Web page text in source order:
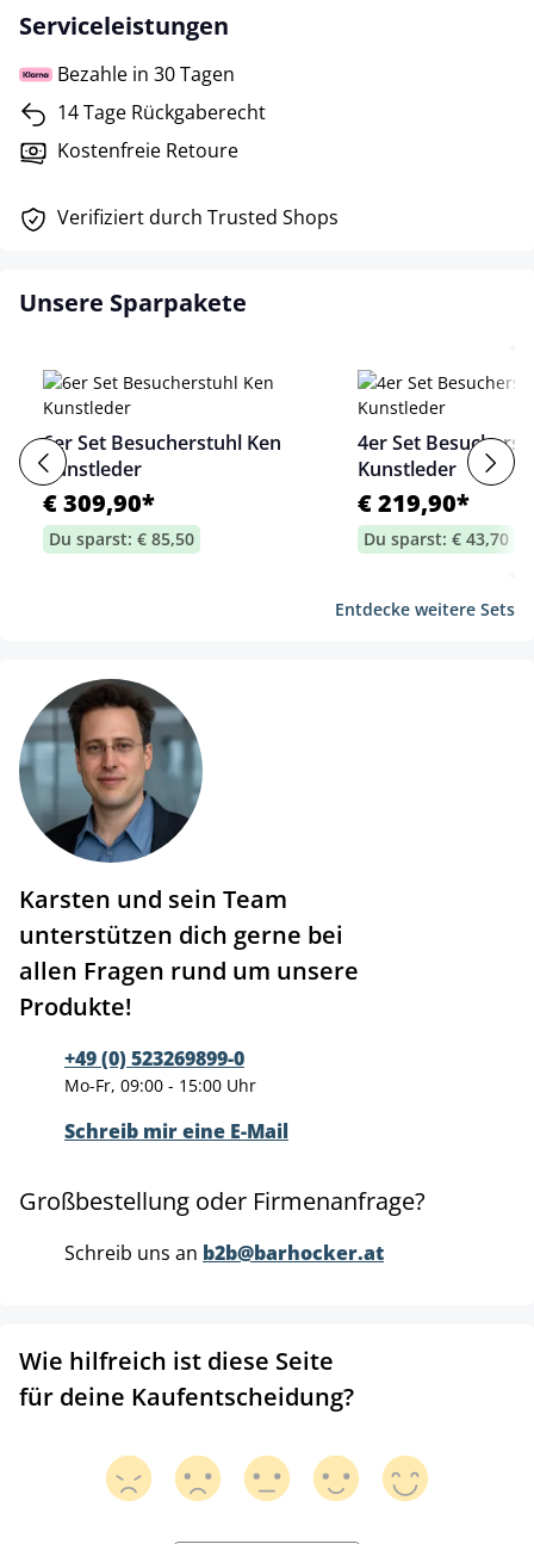
Serviceleistungen
Bezahle in 30 Tagen
14 Tage Rückgaberecht
Kostenfreie Retoure
Verifiziert durch Trusted Shops
Unsere Sparpakete
6er Set Besucherstuhl Ken
Kunstleder
€ 309,90*
Du sparst: € 85,50
4er Set
Kunstleder
€ 219,90*
Du sparst: € 43,70
Entdecke weitere Sets
Karsten und sein Team
unterstützen dich gerne bei
allen Fragen rund um unsere
Produkte!
+49 (0) 523269899-0
Mo-Fr, 09:00 - 15:00 Uhr
Schreib mir eine E-Mail
Großbestellung oder Firmenanfrage?
Schreib uns an b2b@barhocker.at
Wie hilfreich ist diese Seite
für deine Kaufentscheidung?